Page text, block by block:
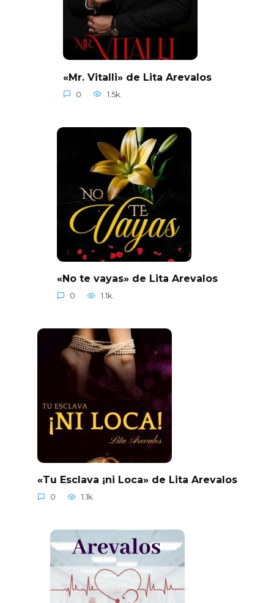
«Mr. Vitalli» de Lita Arevalos
0 1.5k.
«No te vayas» de Lita Arevalos
0 1.1k.
«Tu Esclava ¡ni Loca» de Lita Arevalos
0 1.1k.